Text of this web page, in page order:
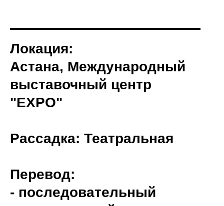
Локация:
Астана, Международный
выставочный центр
"EXPO"
Рассадка: Театральная
Перевод:
- последовательный